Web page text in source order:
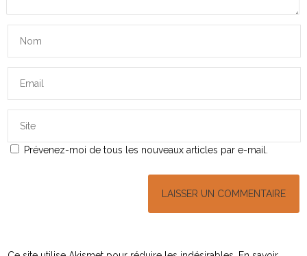
Prévenez-moi de tous les nouveaux articles par e-mail.